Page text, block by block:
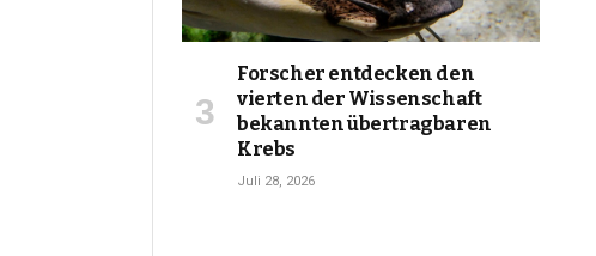
Forscher entdecken den
vierten der Wissenschaft
bekannten übertragbaren
Krebs
Juli 28, 2026